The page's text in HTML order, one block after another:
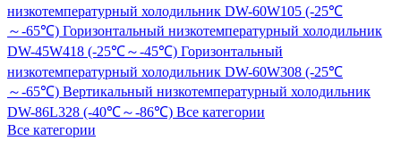
низкотемпературный холодильник DW-60W105 (-25℃
～-65℃) Горизонтальный низкотемпературный холодильник
DW-45W418 (-25℃～-45℃) Горизонтальный
низкотемпературный холодильник DW-60W308 (-25℃
～-65℃) Вертикальный низкотемпературный холодильник
DW-86L328 (-40℃～-86℃) Все категории
Все категории